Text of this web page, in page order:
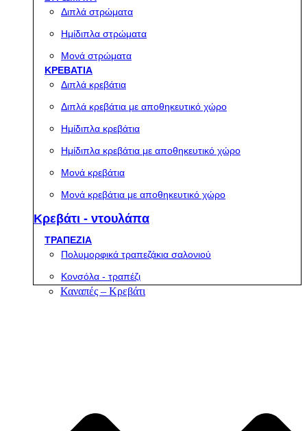
Διπλά στρώματα
Ημίδιπλα στρώματα
Μονά στρώματα
ΚΡΕΒΑΤΙΑ
Διπλά κρεβάτια
Διπλά κρεβάτια με αποθηκευτικό χώρο
Ημίδιπλα κρεβάτια
Ημίδιπλα κρεβάτια με αποθηκευτικό χώρο
Μονά κρεβάτια
Μονά κρεβάτια με αποθηκευτικό χώρο
Κρεβάτι - ντουλάπα
ΤΡΑΠΕΖΙΑ
Πολυμορφικά τραπεζάκια σαλονιού
Κονσόλα - τραπέζι
Καναπές – Κρεβάτι